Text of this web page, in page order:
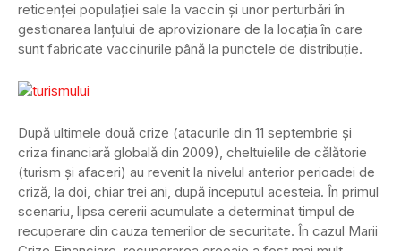
reticenţei populaţiei sale la vaccin şi unor perturbări în
gestionarea lanţului de aprovizionare de la locaţia în care
sunt fabricate vaccinurile până la punctele de distribuţie.
După ultimele două crize (atacurile din 11 septembrie şi
criza financiară globală din 2009), cheltuielile de călătorie
(turism şi afaceri) au revenit la nivelul anterior perioadei de
criză, la doi, chiar trei ani, după începutul acesteia. În primul
scenariu, lipsa cererii acumulate a determinat timpul de
recuperare din cauza temerilor de securitate. În cazul Marii